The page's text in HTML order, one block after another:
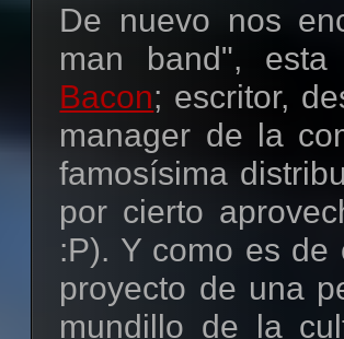
De nuevo nos
man band",
Bacon; escritor,
manager de la
famosísima
por cierto
:P). Y como es
proyecto de una
mundillo de la